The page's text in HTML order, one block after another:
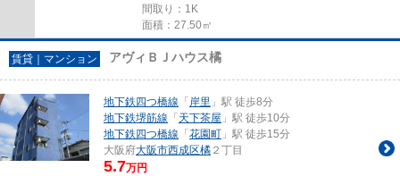
間取り：1K
面積：27.50㎡
賃貸｜マンション アヴィＢＪハウス橘
地下鉄四つ橋線 「 岸里 」駅 徒歩8分
地下鉄堺筋線 「 天下茶屋 」駅 徒歩10分
地下鉄四つ橋線 「 花園町 」駅 徒歩15分
大阪府大阪市西成区橘 ２丁目
5.7万円